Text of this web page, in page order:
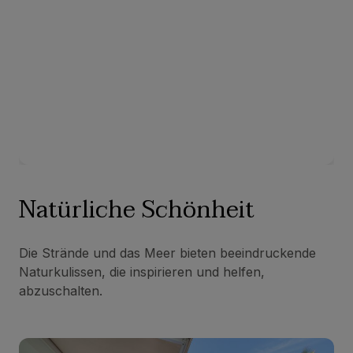
Natürliche Schönheit
Die Strände und das Meer bieten beeindruckende
Naturkulissen, die inspirieren und helfen,
abzuschalten.